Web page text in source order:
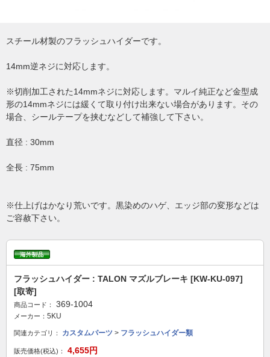
スチール材製のフラッシュハイダーです。
14mm逆ネジに対応します。
※切削加工された14mmネジに対応します。マルイ純正など金型成
形の14mmネジには緩くて取り付け出来ない場合があります。その
場合、シールテープを挟むなどして補強して下さい。
直径 : 30mm
全長 : 75mm
※仕上げはかなり荒いです。黒染めのハゲ、エッジ部の変形などは
ご容赦下さい。
フラッシュハイダー : TALON マズルブレーキ [KW-KU-097]
[取寄]
商品コード： 369-1004
メーカー： 5KU
関連カテゴリ： カスタムパーツ > フラッシュハイダー類
販売価格(税込)： 4,655円